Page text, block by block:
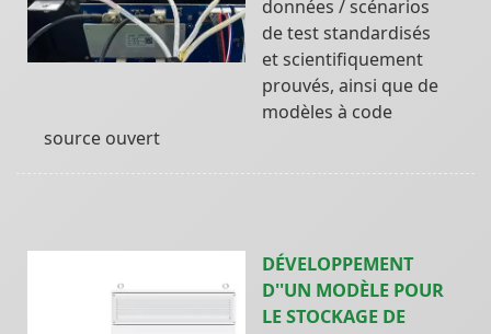
données / scénarios
de test standardisés
et scientifiquement
prouvés, ainsi que de
modèles à code
source ouvert
DÉVELOPPEMENT
D''UN MODÈLE POUR
LE STOCKAGE DE